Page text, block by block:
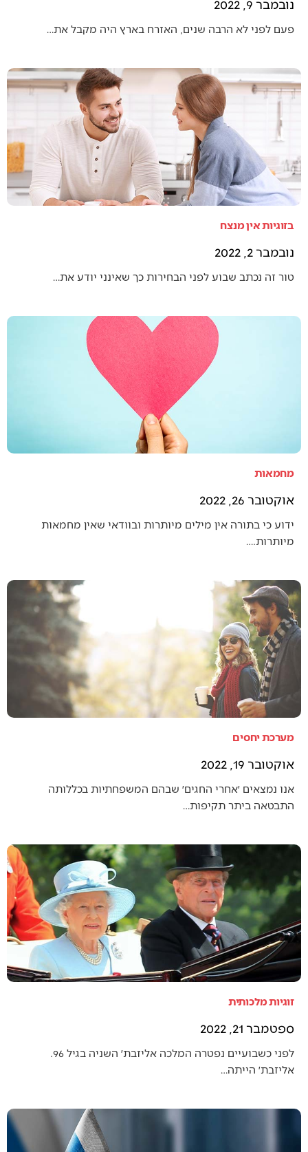
נובמבר 9, 2022
פעם לפני לא הרבה שנים, האזרח בארץ היה מקבל את…
בזוגיות אין מנצח
נובמבר 2, 2022
טור זה נכתב שבוע לפני הבחירות כך שאינני יודע את…
מחמאות
אוקטובר 26, 2022
ידוע כי בתורה אין מילים מיותרות ובוודאי שאין מחמאות
מיותרות.…
מערכת יחסים
אוקטובר 19, 2022
אנו נמצאים ׳אחרי החגים׳ שבהם המשפחתיות בכללותה
התבטאה ביתר תקיפות…
זוגיות מלכותית
ספטמבר 21, 2022
לפני כשבועיים נפטרה המלכה אליזבת׳ השניה בגיל 96.
אליזבת׳ הייתה…